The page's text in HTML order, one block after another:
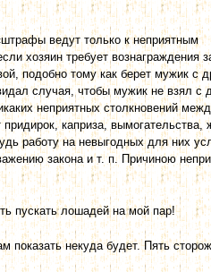
ведут только к неприятным
хозяин требует вознаграждения
подобно тому как берет мужик с
случая, чтобы мужик не взял с
неприятных столкновений
каприза, вымогательства,
работу на невы­годных для них
закона и т. п. Причиною
пускать лошадей на мой пар!
некуда будет. Пять